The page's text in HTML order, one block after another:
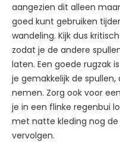
aangezien dit alleen
goed kunt gebruiken
wandeling. Kijk dus
zodat je de andere
laten. Een goede rugzak
je gemakkelijk de
nemen. Zorg ook voor
je in een flinke regenbui
met natte kleding nog
vervolgen.